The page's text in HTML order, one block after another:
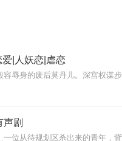
|人妖恋|虐恋
剧